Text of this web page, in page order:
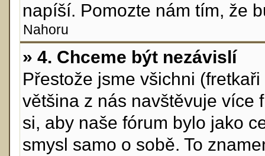
napíší. Pomozte nám tím, že
Nahoru
» 4. Chceme být nezávislí
Přestože jsme všichni
většina z nás navštěvuje více
si, aby naše fórum bylo jako
smysl samo o sobě. To